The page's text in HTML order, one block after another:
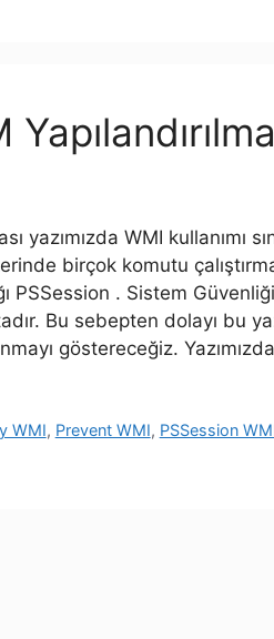
yazımızda WMI kullanımı
birçok komutu
PSSession . Sistem
Bu sebepten dolayı bu
göstereceğiz.
WMI, Prevent WMI, PSSession